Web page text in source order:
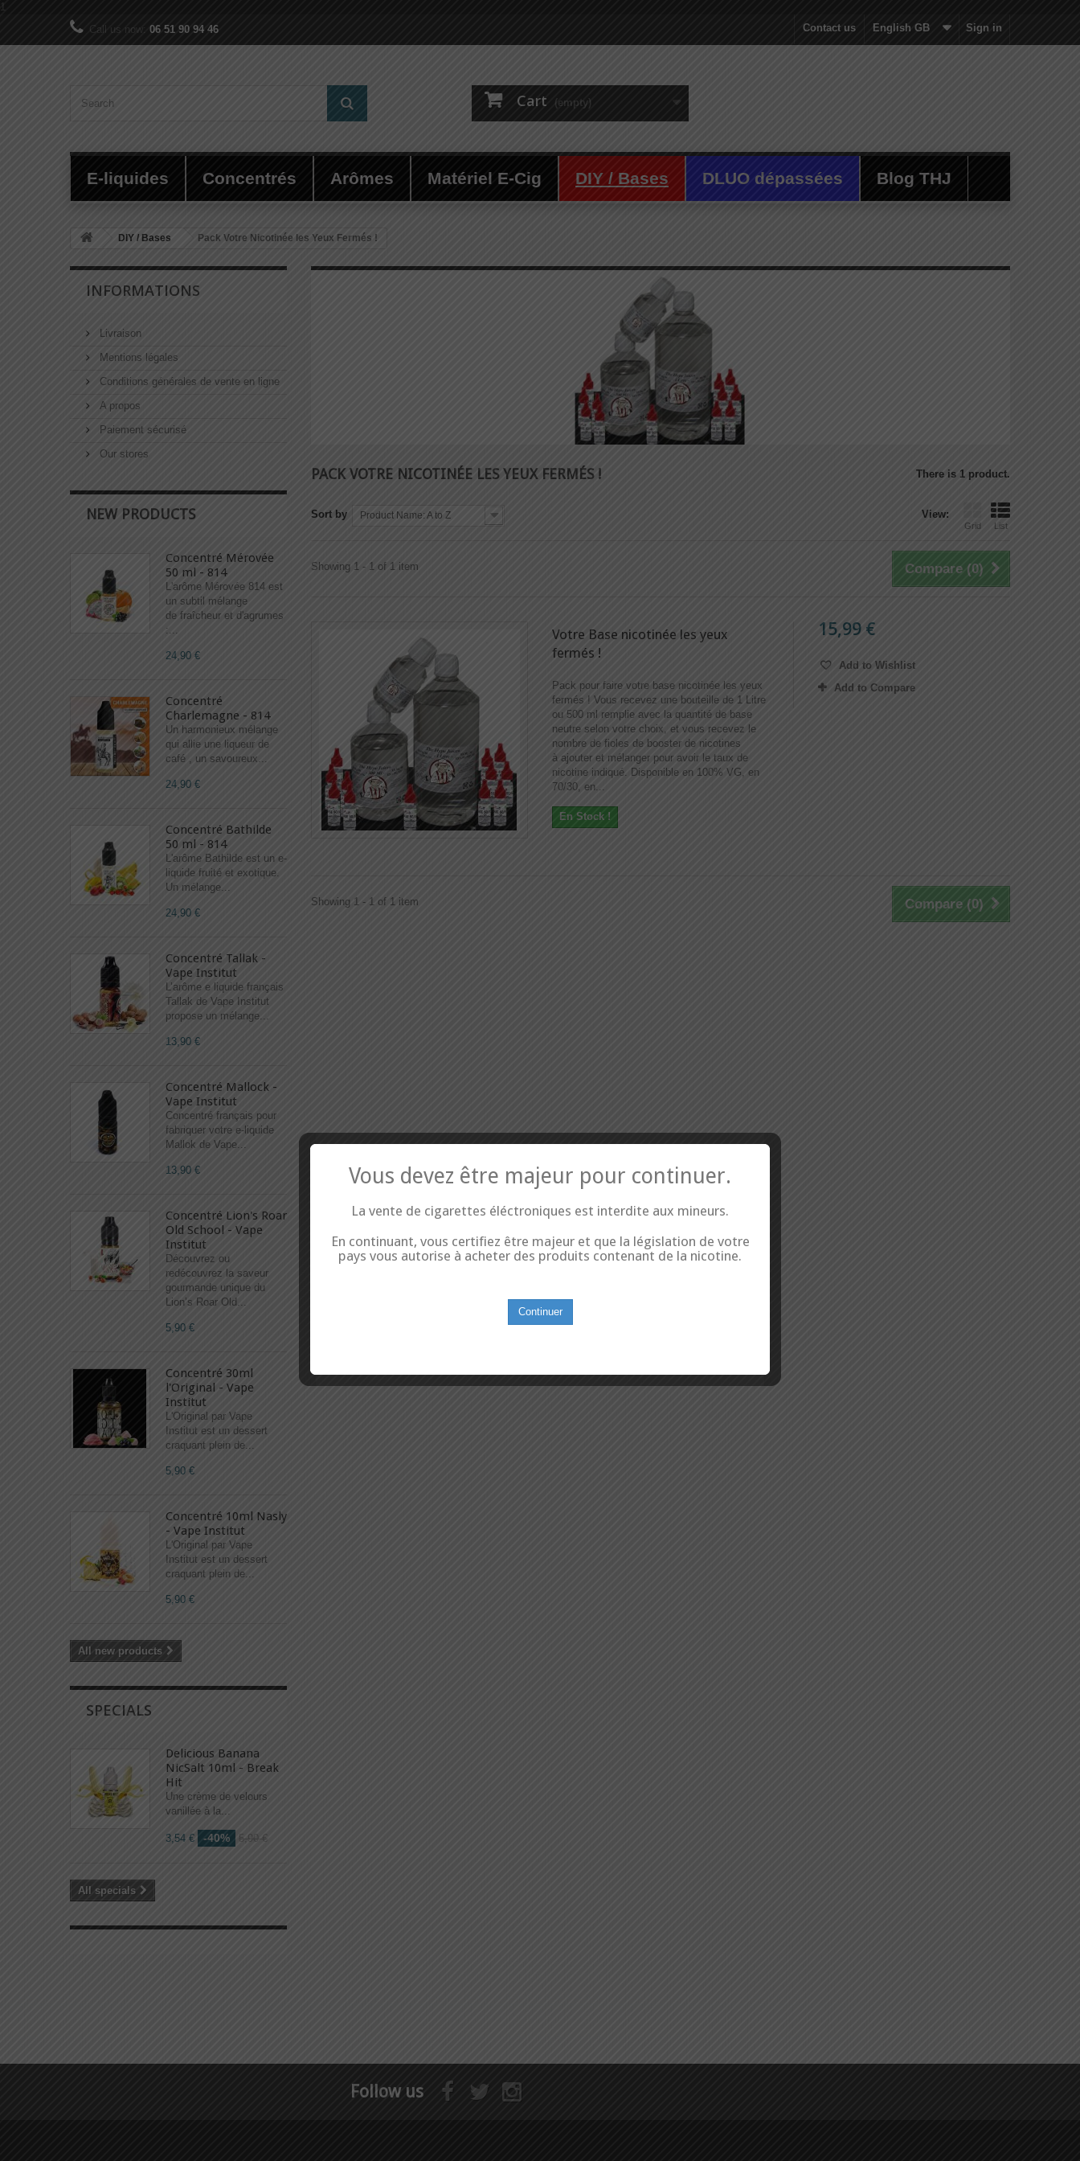
1
Sign in
English GB
Contact us
Call us now: 06 51 90 94 46
Cart (empty)
E-liquides Concentrés Arômes Matériel E-Cig DIY / Bases DLUO dépassées Blog THJ
DIY / Bases Pack Votre Nicotinée les Yeux Fermés !
INFORMATIONS
Livraison
Mentions légales
Conditions générales de vente en ligne
A propos
Paiement sécurisé
Our stores
NEW PRODUCTS
Concentré Mérovée
50 ml - 814
L'arôme Mérovée 814 est
un subtil mélange
de fraîcheur et d'agrumes
:...
24,90 €
Concentré
Charlemagne - 814
Un harmonieux mélange
qui allie une liqueur de
café , un savoureux...
24,90 €
Concentré Bathilde
50 ml - 814
L'arôme Bathilde est un e-
liquide fruité et exotique.
Un mélange...
24,90 €
Concentré Tallak -
Vape Institut
L’arôme e liquide français
Tallak de Vape Institut
propose un mélange...
13,90 €
Concentré Mallock -
Vape Institut
Concentré français pour
fabriquer votre e-liquide
Mallok de Vape...
13,90 €
Concentré Lion's Roar
Old School - Vape
Institut
Découvrez ou
redécouvrez la saveur
gourmande unique du
Lion’s Roar Old...
5,90 €
Concentré 30ml
l'Original - Vape
Institut
L'Original par Vape
Institut est un dessert
craquant plein de...
5,90 €
Concentré 10ml Nasly
- Vape Institut
L'Original par Vape
Institut est un dessert
craquant plein de...
5,90 €
All new products
SPECIALS
Delicious Banana
NicSalt 10ml - Break
Hit
Une crème de velours
vanillée à la...
3,54 € -40% 5,90 €
All specials
PACK VOTRE NICOTINÉE LES YEUX FERMÉS ! There is 1 product.
View:
Grid List
Sort by Product Name: A to Z
Compare (0)
Showing 1 - 1 of 1 item
Votre Base nicotinée les yeux
fermés !
Pack pour faire votre base nicotinée les yeux
fermés ! Vous recevez une bouteille de 1 Litre
ou 500 ml remplie avec la quantité de base
neutre selon votre choix, et vous recevez le
nombre de fioles de booster de nicotines
à ajouter et mélanger pour avoir le taux de
nicotine indiqué. Disponible en 100% VG, en
70/30, en...
En Stock !
15,99 €
Add to Wishlist
Add to Compare
Compare (0)
Showing 1 - 1 of 1 item
Follow us
Vous devez être majeur pour continuer.
La vente de cigarettes éléctroniques est interdite aux mineurs.
En continuant, vous certifiez être majeur et que la législation de votre
pays vous autorise à acheter des produits contenant de la nicotine.
Continuer